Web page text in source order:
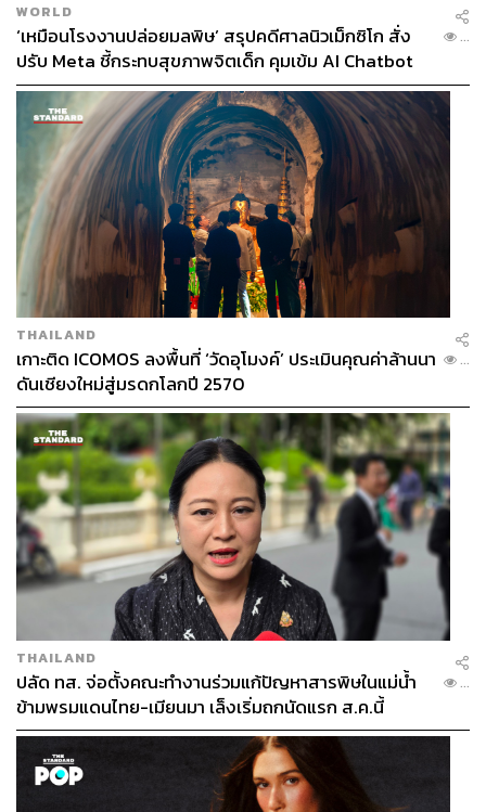
WORLD
‘เหมือนโรงงานปล่อยมลพิษ’ สรุปคดีศาลนิวเม็กซิโก สั่ง
ปรับ Meta ชี้กระทบสุขภาพจิตเด็ก คุมเข้ม AI Chatbot
...
THAILAND
เกาะติด ICOMOS ลงพื้นที่ ‘วัดอุโมงค์’ ประเมินคุณค่าล้านนา
ดันเชียงใหม่สู่มรดกโลกปี 2570
...
THAILAND
ปลัด ทส. จ่อตั้งคณะทำงานร่วมแก้ปัญหาสารพิษในแม่น้ำ
ข้ามพรมแดนไทย-เมียนมา เล็งเริ่มถกนัดแรก ส.ค.นี้
...